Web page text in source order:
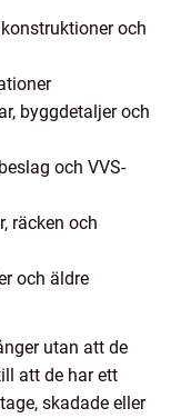
och
byggdetaljer och
och VVS-
räcken och
och äldre
utan att de
att de har ett
skadade eller